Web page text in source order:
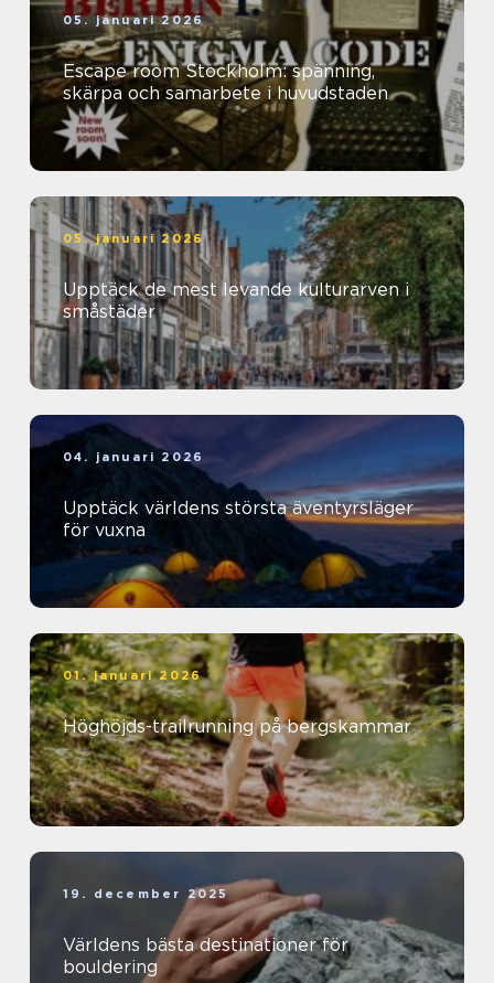
05. januari 2026
Escape room Stockholm: spänning,
skärpa och samarbete i huvudstaden
05. januari 2026
Upptäck de mest levande kulturarven i
småstäder
04. januari 2026
Upptäck världens största äventyrsläger
för vuxna
01. januari 2026
Höghöjds-trailrunning på bergskammar
19. december 2025
Världens bästa destinationer för
bouldering